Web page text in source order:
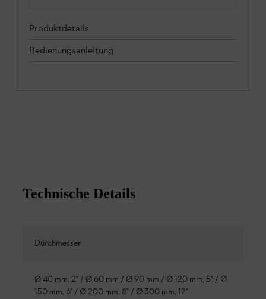
Produktdetails
Bedienungsanleitung
Technische Details
Durchmesser
Ø 40 mm, 2" / Ø 60 mm / Ø 90 mm / Ø 120 mm, 5" / Ø
150 mm, 6" / Ø 200 mm, 8" / Ø 300 mm, 12"